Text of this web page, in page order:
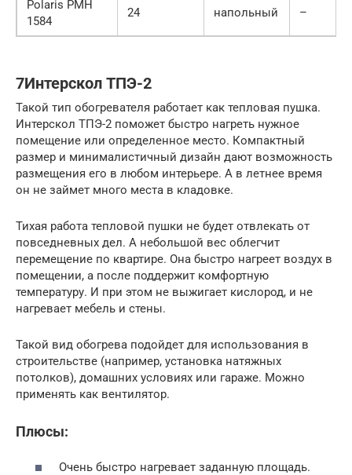
Polaris PMH
1584
24 напольный –
7Интерскол ТПЭ-2
Такой тип обогревателя работает как тепловая пушка.
Интерскол ТПЭ-2 поможет быстро нагреть нужное
помещение или определенное место. Компактный
размер и минималистичный дизайн дают возможность
размещения его в любом интерьере. А в летнее время
он не займет много места в кладовке.
Тихая работа тепловой пушки не будет отвлекать от
повседневных дел. А небольшой вес облегчит
перемещение по квартире. Она быстро нагреет воздух в
помещении, а после поддержит комфортную
температуру. И при этом не выжигает кислород, и не
нагревает мебель и стены.
Такой вид обогрева подойдет для использования в
строительстве (например, установка натяжных
потолков), домашних условиях или гараже. Можно
применять как вентилятор.
Плюсы:
Очень быстро нагревает заданную площадь.